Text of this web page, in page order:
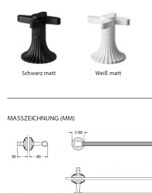
Schwarz matt Weiß matt
MASSZEICHNUNG (MM)